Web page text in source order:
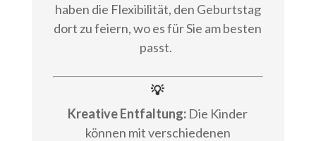
haben die Flexibilität, den Geburtstag
dort zu feiern, wo es für Sie am besten
passt.
💡
Kreative Entfaltung: Die Kinder
können mit verschiedenen